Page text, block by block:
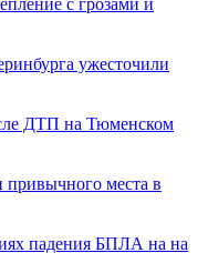
с грозами и
ужесточили
ДТП на Тюменском
места в
падения БПЛА на на